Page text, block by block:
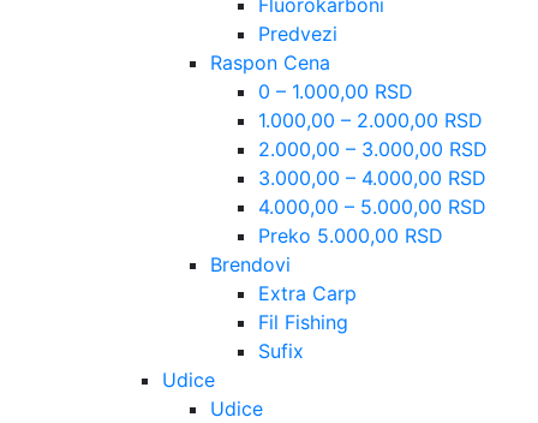
Predvezi
Raspon Cena
0 – 1.000,00 RSD
1.000,00 – 2.000,00 RSD
2.000,00 – 3.000,00 RSD
3.000,00 – 4.000,00 RSD
4.000,00 – 5.000,00 RSD
Preko 5.000,00 RSD
Brendovi
Extra Carp
Fil Fishing
Sufix
Udice
Udice